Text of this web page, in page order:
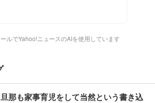
ルでYahoo!ニュースのAIを使用しています
那も家事育児をして当然という書き込